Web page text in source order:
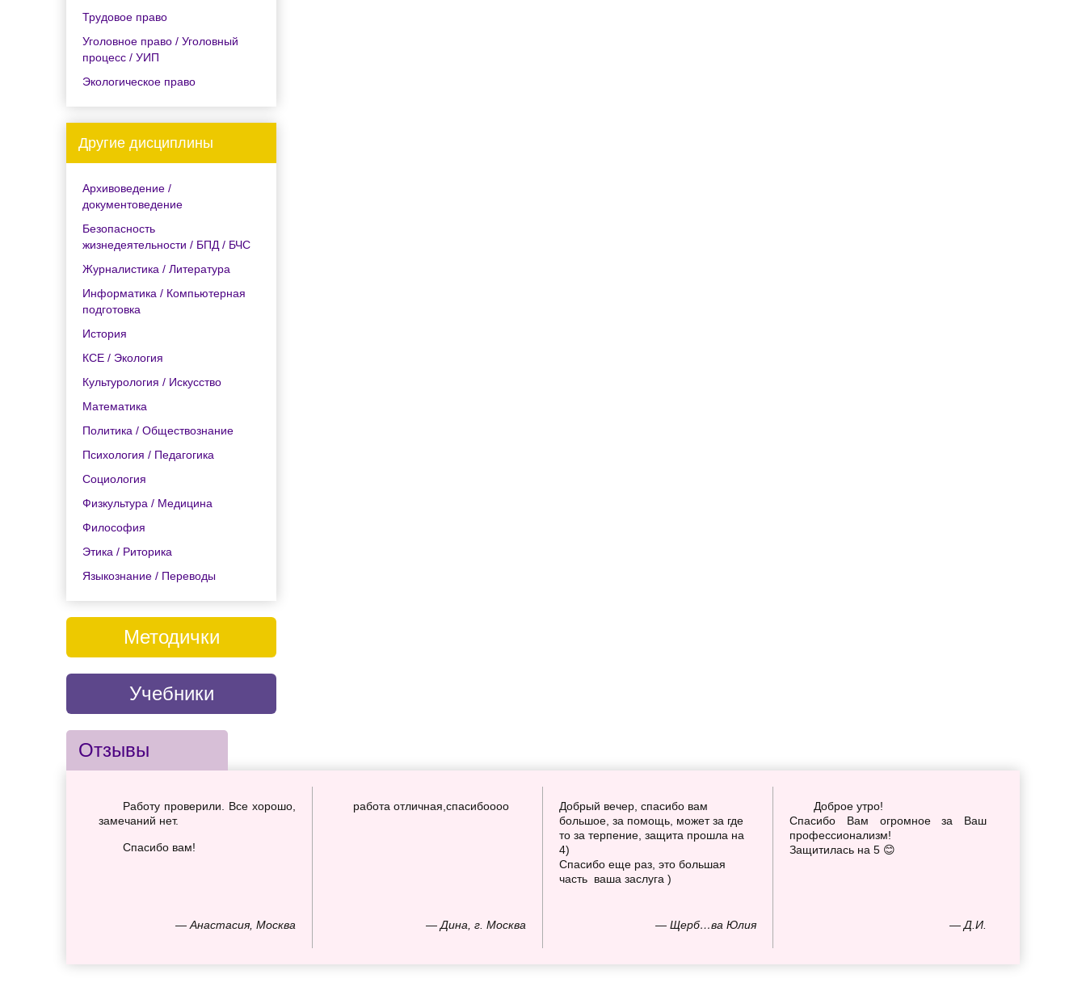
Трудовое право
Уголовное право / Уголовный
процесс / УИП
Экологическое право
Другие дисциплины
Архивоведение /
документоведение
Безопасность
жизнедеятельности / БПД / БЧС
Журналистика / Литература
Информатика / Компьютерная
подготовка
История
КСЕ / Экология
Культурология / Искусство
Математика
Политика / Обществознание
Психология / Педагогика
Социология
Физкультура / Медицина
Философия
Этика / Риторика
Языкознание / Переводы
Методички
Учебники
Отзывы
— Анастасия, Москва
Работу проверили. Все хорошо,
замечаний нет.
Спасибо вам!
— Дина, г. Москва
работа отличная,спасибоооо
— Щерб…ва Юлия
Добрый вечер, спасибо вам
большое, за помощь, может за где
то за терпение, защита прошла на
4)
Спасибо еще раз, это большая
часть ваша заслуга )
— Д.И.
Доброе утро!
Спасибо Вам огромное за Ваш
профессионализм!
Защитилась на 5 😊